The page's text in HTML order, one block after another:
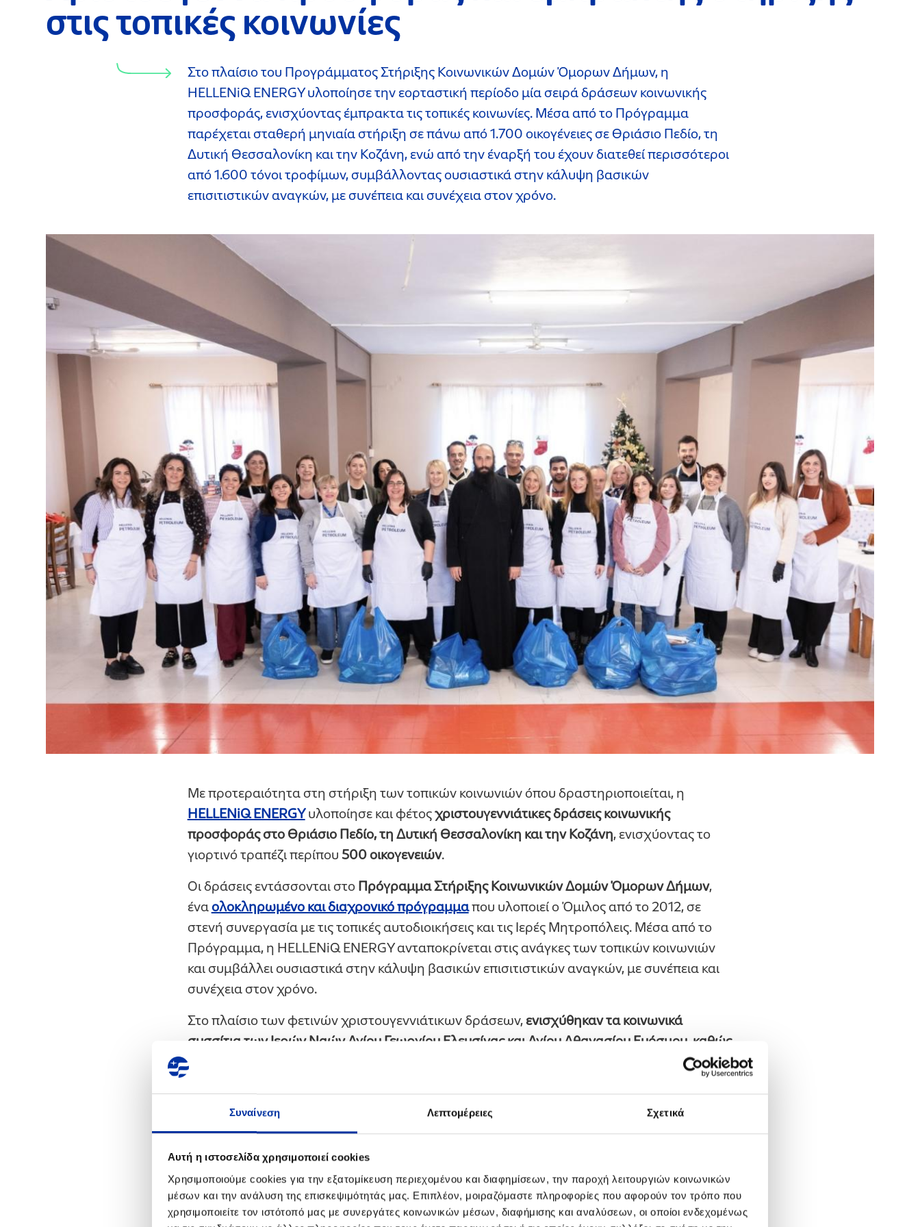
Συναίνεση Λεπτομέρειες Σχετικά
Αυτή η ιστοσελίδα χρησιμοποιεί cookies
Χρησιμοποιούμε cookies για την εξατομίκευση περιεχομένου και διαφημίσεων, την παροχή λειτουργιών κοινωνικών
μέσων και την ανάλυση της επισκεψιμότητάς μας. Επιπλέον, μοιραζόμαστε πληροφορίες που αφορούν τον τρόπο που
χρησιμοποιείτε τον ιστότοπό μας με συνεργάτες κοινωνικών μέσων, διαφήμισης και αναλύσεων, οι οποίοι ενδεχομένως
στις τοπικές κοινωνίες
Στο πλαίσιο του Προγράμματος Στήριξης Κοινωνικών Δομών Όμορων Δήμων, η
HELLENiQ ENERGY υλοποίησε την εορταστική περίοδο μία σειρά δράσεων κοινωνικής
προσφοράς, ενισχύοντας έμπρακτα τις τοπικές κοινωνίες. Μέσα από το Πρόγραμμα
παρέχεται σταθερή μηνιαία στήριξη σε πάνω από 1.700 οικογένειες σε Θριάσιο Πεδίο, τη
Δυτική Θεσσαλονίκη και την Κοζάνη, ενώ από την έναρξή του έχουν διατεθεί περισσότεροι
από 1.600 τόνοι τροφίμων, συμβάλλοντας ουσιαστικά στην κάλυψη βασικών
επισιτιστικών αναγκών, με συνέπεια και συνέχεια στον χρόνο.
Με προτεραιότητα στη στήριξη των τοπικών κοινωνιών όπου δραστηριοποιείται, η
HELLENiQ ENERGYυλοποίησε και φέτοςχριστουγεννιάτικες δράσεις κοινωνικής
προσφοράς στο Θριάσιο Πεδίο, τη Δυτική Θεσσαλονίκη και την Κοζάνη, ενισχύοντας το
γιορτινό τραπέζι περίπου 500 οικογενειών.
Οι δράσεις εντάσσονται στο Πρόγραμμα Στήριξης Κοινωνικών Δομών Όμορων Δήμων,
έναολοκληρωμένο και διαχρονικό πρόγραμμαπου υλοποιεί ο Όμιλος από το 2012, σε
στενή συνεργασία με τις τοπικές αυτοδιοικήσεις και τις Ιερές Μητροπόλεις. Μέσα από το
Πρόγραμμα, η HELLENiQ ENERGY ανταποκρίνεται στις ανάγκες των τοπικών κοινωνιών
και συμβάλλει ουσιαστικά στην κάλυψη βασικών επισιτιστικών αναγκών, με συνέπεια και
συνέχεια στον χρόνο.
Στο πλαίσιο των φετινών χριστουγεννιάτικων δράσεων,ενισχύθηκαν τα κοινωνικά
συσσίτια των Ιερών Ναών Αγίου Γεωργίου Ελευσίνας και Αγίου Αθανασίου Ευόσμου, καθώς
και οι κοινωνικές δομές του Δήμου Κοζάνης
εργαζόμενοι της HELLENiQ
Μητροπόλεις Μεγάρων & Σαλαμίνος και Νεαπόλεως & Σταυρουπόλεως.
Από την έναρξη του Προγράμματος Στήριξης Κοινωνικών Δομών Όμορων Δήμων
σήμερα, έχουν διατεθεί περισσότεροι από 1.600 τόνοι τροφίμων, ενώσε μηνιαία βάση
στηρίζονται περίπου 1.700 οικογένειεςστο Θριάσιο Πεδίο, τη Δυτική Θεσσαλονίκη και στην
Κοζάνη. Οι χριστουγεννιάτικες δράσεις λειτουργούν συμπληρωματικά του Προγράμματος,